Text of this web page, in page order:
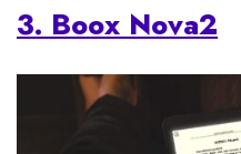
3. Boox Nova2